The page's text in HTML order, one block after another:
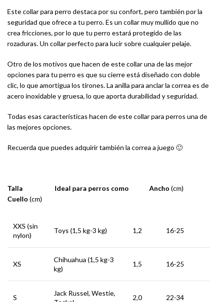
Este collar para perro destaca por su confort, pero también por la
seguridad que ofrece a tu perro. Es un collar muy mullido que no
crea fricciones, por lo que tu perro estará protegido de las
rozaduras. Un collar perfecto para lucir sobre cualquier pelaje.
Otro de los motivos que hacen de este collar una de las mejor
opciones para tu perro es que su cierre está diseñado con doble
clic, lo que amortigua los tirones. La anilla para anclar la correa es de
acero inoxidable y gruesa, lo que aporta durabilidad y seguridad.
Todas esas características hacen de este collar para perros una de
las mejores opciones.
Recuerda que puedes adquirir también la correa a juego 🙂
Talla Ideal para perros como Ancho (cm)
Cuello (cm)
XXS (sin
nylon)
Toys (1,5 kg-3 kg) 1,2 16-25
XS
Chihuahua (1,5 kg-3
kg)
1,5 16-25
S
Jack Russel, Westie,
2,0 22-34